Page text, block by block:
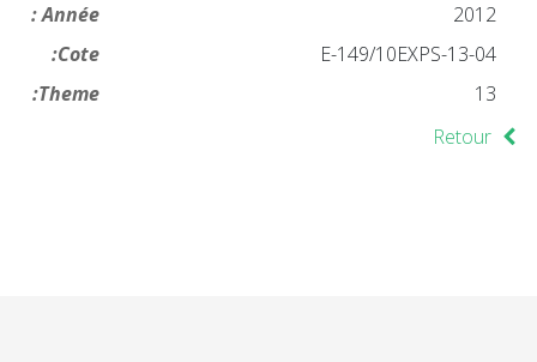
Année :
2012
Cote:
13-04-E-149/10EXPS
Theme:
13
Retour